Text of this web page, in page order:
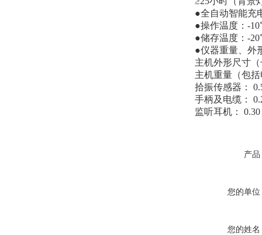
●全自动智能充
●操作温度：-
●储存温度：-
●仪器重量、外
主机外形尺寸
主机重量（包
拾振传感器：
手柄及电缆：
监听耳机：
产品
您的单位
您的姓名